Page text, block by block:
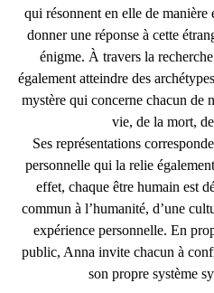
qui résonnent en elle de manière
donner une réponse à cette
énigme. À travers la
également atteindre des
mystère qui concerne chacun de
vie, de la mort,
Ses représentations
personnelle qui la relie
effet, chaque être humain est
commun à l’humanité, d’une
expérience personnelle. En
public, Anna invite chacun à
son propre système